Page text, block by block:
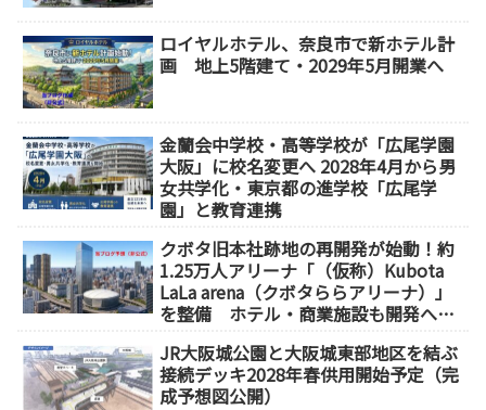
ロイヤルホテル、奈良市で新ホテル計
画 地上5階建て・2029年5月開業へ
金蘭会中学校・高等学校が「広尾学園
大阪」に校名変更へ 2028年4月から男
女共学化・東京都の進学校「広尾学
園」と教育連携
クボタ旧本社跡地の再開発が始動！約
1.25万人アリーナ「（仮称）Kubota
LaLa arena（クボタららアリーナ）」
を整備 ホテル・商業施設も開発へ
JR大阪城公園と大阪城東部地区を結ぶ
接続デッキ2028年春供用開始予定（完
成予想図公開）